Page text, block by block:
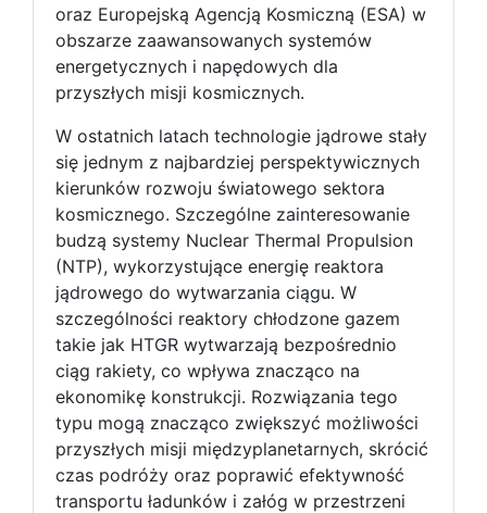
oraz Europejską Agencją Kosmiczną (ESA) w
obszarze zaawansowanych systemów
energetycznych i napędowych dla
przyszłych misji kosmicznych.
W ostatnich latach technologie jądrowe stały
się jednym z najbardziej perspektywicznych
kierunków rozwoju światowego sektora
kosmicznego. Szczególne zainteresowanie
budzą systemy Nuclear Thermal Propulsion
(NTP), wykorzystujące energię reaktora
jądrowego do wytwarzania ciągu. W
szczególności reaktory chłodzone gazem
takie jak HTGR wytwarzają bezpośrednio
ciąg rakiety, co wpływa znacząco na
ekonomikę konstrukcji. Rozwiązania tego
typu mogą znacząco zwiększyć możliwości
przyszłych misji międzyplanetarnych, skrócić
czas podróży oraz poprawić efektywność
transportu ładunków i załóg w przestrzeni